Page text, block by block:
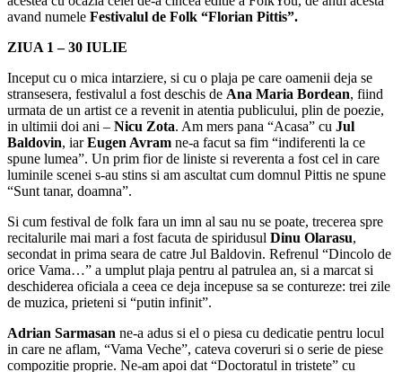
avand numele Festivalul de Folk “Florian Pittis”.
ZIUA 1 – 30 IULIE
Inceput cu o mica intarziere, si cu o plaja pe care oamenii deja se
stransesera, festivalul a fost deschis de Ana Maria Bordean, fiind
urmata de un artist ce a revenit in atentia publicului, plin de poezie,
in ultimii doi ani – Nicu Zota. Am mers pana “Acasa” cu Jul
Baldovin, iarEugen Avram ne-a facut sa fim “indiferenti la ce
spune lumea”. Un prim fior de liniste si reverenta a fost cel in care
luminile scenei s-au stins si am ascultat cum domnul Pittis ne spune
“Sunt tanar, doamna”.
Si cum festival de folk fara un imn al sau nu se poate, trecerea spre
recitalurile mai mari a fost facuta de spiridusul Dinu Olarasu,
secondat in prima seara de catre Jul Baldovin. Refrenul “Dincolo de
orice Vama…” a umplut plaja pentru al patrulea an, si a marcat si
deschiderea oficiala a ceea ce deja incepuse sa se contureze: trei zile
de muzica, prieteni si “putin infinit”.
Adrian Sarmasan ne-a adus si el o piesa cu dedicatie pentru locul
in care ne aflam, “Vama Veche”, cateva coveruri si o serie de piese
compozitie proprie. Ne-am apoi dat “Doctoratul in tristete” cu